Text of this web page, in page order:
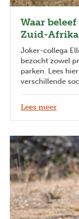
Waar
Zuid-
Joker-collega
bezocht zowel
parken. Lees
verschillende
Lees meer